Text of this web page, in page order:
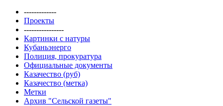
-------------
Проекты
----------------
Картинки с натуры
Кубаньэнерго
Полиция, прокуратура
Официальные документы
Казачество (руб)
Казачество (метка)
Метки
Архив "Сельской газеты"